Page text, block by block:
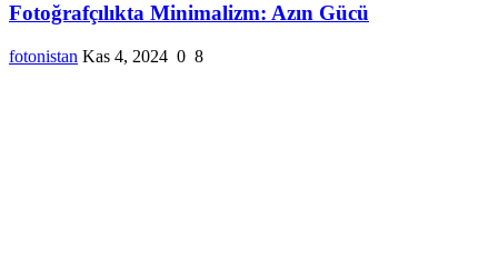
Fotoğrafçılıkta Minimalizm: Azın Gücü
fotonistan Kas 4, 2024 0 8